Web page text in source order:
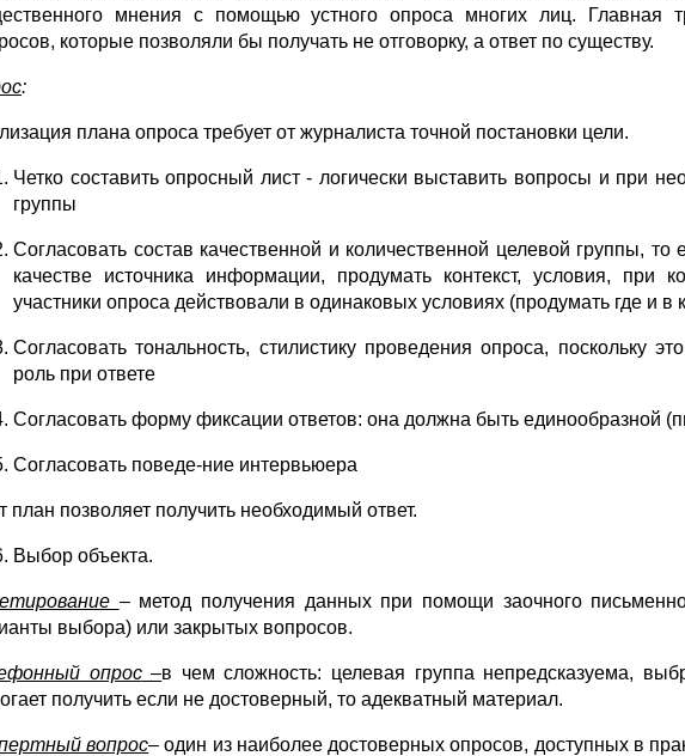
мнения с помощью устного опроса многих лиц. Главная
которые позволяли бы получать не отговорку, а ответ по существу.
:
плана опроса требует от журналиста точной постановки цели.
Четко составить опросный лист - логически выставить вопросы и при
группы
Согласовать состав качественной и количественной целевой группы, то
качестве источника информации, продумать контекст, условия, при
участники опроса действовали в одинаковых условиях (продумать где и в
Согласовать тональность, стилистику проведения опроса, поскольку
роль при ответе
Согласовать форму фиксации ответов: она должна быть единообразной
Согласовать поведе-ние интервьюера
план позволяет получить необходимый ответ.
Выбор объекта.
– метод получения данных при помощи заочного
выбора) или закрытых вопросов.
опрос–в чем сложность: целевая группа непредсказуема,
получить если не достоверный, то адекватный материал.
вопрос– один из наиболее достоверных опросов, доступных в